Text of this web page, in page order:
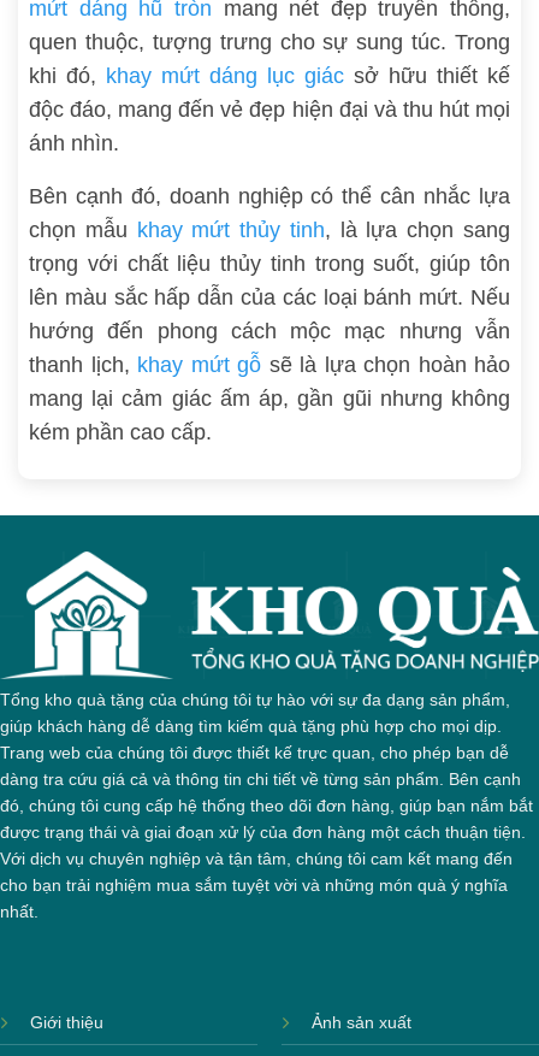
mứt dáng hũ tròn mang nét đẹp truyền thống,
quen thuộc, tượng trưng cho sự sung túc. Trong
khi đó, khay mứt dáng lục giác sở hữu thiết kế
độc đáo, mang đến vẻ đẹp hiện đại và thu hút mọi
ánh nhìn.
Bên cạnh đó, doanh nghiệp có thể cân nhắc lựa
chọn mẫu khay mứt thủy tinh, là lựa chọn sang
trọng với chất liệu thủy tinh trong suốt, giúp tôn
lên màu sắc hấp dẫn của các loại bánh mứt. Nếu
hướng đến phong cách mộc mạc nhưng vẫn
thanh lịch, khay mứt gỗ sẽ là lựa chọn hoàn hảo
mang lại cảm giác ấm áp, gần gũi nhưng không
kém phần cao cấp.
Tổng kho quà tặng của chúng tôi tự hào với sự đa dạng sản phẩm,
giúp khách hàng dễ dàng tìm kiếm quà tặng phù hợp cho mọi dịp.
Trang web của chúng tôi được thiết kế trực quan, cho phép bạn dễ
dàng tra cứu giá cả và thông tin chi tiết về từng sản phẩm. Bên cạnh
đó, chúng tôi cung cấp hệ thống theo dõi đơn hàng, giúp bạn nắm bắt
được trạng thái và giai đoạn xử lý của đơn hàng một cách thuận tiện.
Với dịch vụ chuyên nghiệp và tận tâm, chúng tôi cam kết mang đến
cho bạn trải nghiệm mua sắm tuyệt vời và những món quà ý nghĩa
nhất.
Giới thiệu Ảnh sản xuất